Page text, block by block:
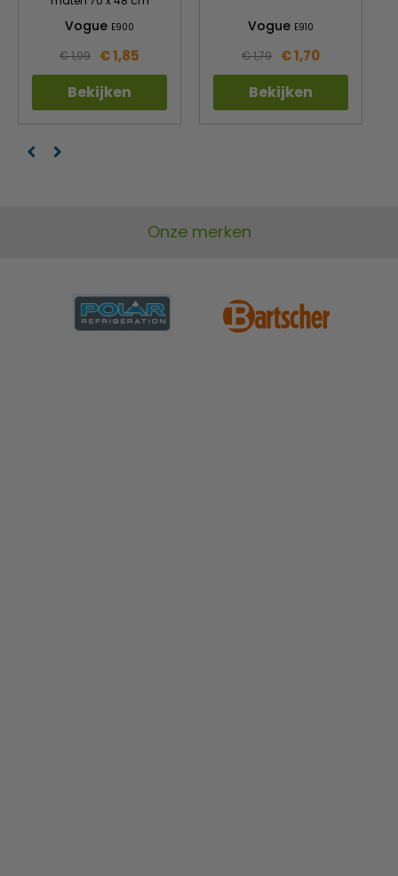
Vogue E900
€ 1,99 € 1,85
Bekijken
Vogue E910
€ 1,79 € 1,70
Bekijken
Onze merken